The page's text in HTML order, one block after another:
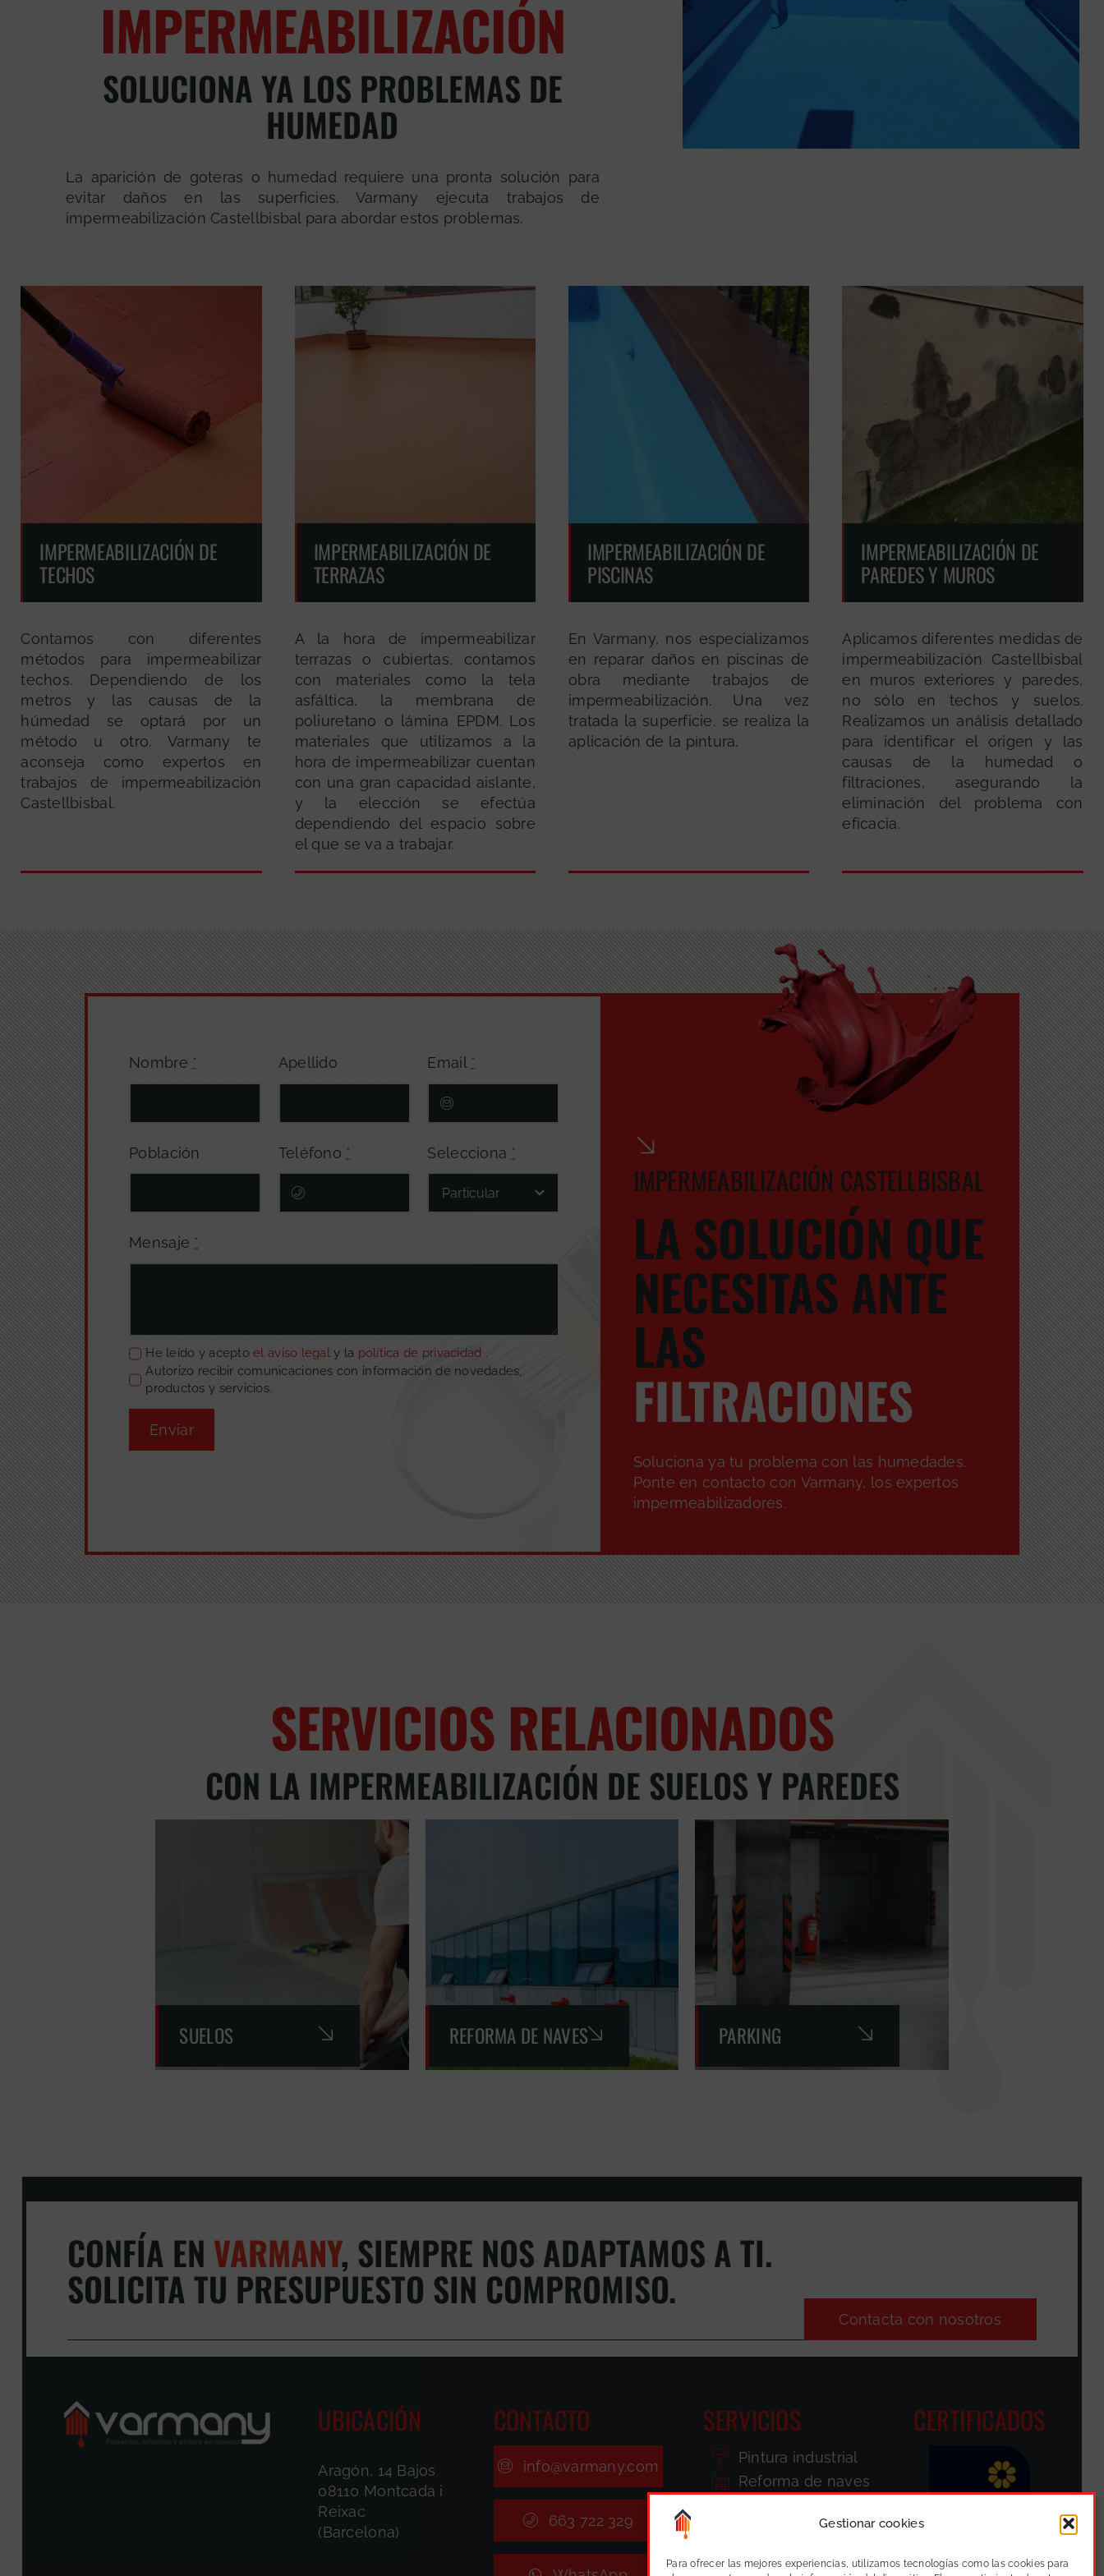
Gestionar cookies
Para ofrecer las mejores experiencias, utilizamos tecnologías como las cookies para
IMPERMEABILIZACIÓN
SOLUCIONA YA LOS PROBLEMAS DE
HUMEDAD
La aparición de goteras o humedad requiere una pronta solución para
evitar daños en las superficies. Varmany ejecuta trabajos de
impermeabilización Castellbisbal para abordar estos problemas.
IMPERMEABILIZACIÓN DE
TECHOS
Contamos con diferentes
métodos para impermeabilizar
techos. Dependiendo de los
metros y las causas de la
húmedad se optará por un
método u otro. Varmany te
aconseja como expertos en
trabajos de impermeabilización
Castellbisbal.
IMPERMEABILIZACIÓN DE
TERRAZAS
A la hora de impermeabilizar
terrazas o cubiertas, contamos
con materiales como la tela
asfáltica, la membrana de
poliuretano o lámina EPDM. Los
materiales que utilizamos a la
hora de impermeabilizar cuentan
con una gran capacidad aislante,
y la elección se efectúa
dependiendo del espacio sobre
el que se va a trabajar.
IMPERMEABILIZACIÓN DE
PISCINAS
En Varmany, nos especializamos
en reparar daños en piscinas de
obra mediante trabajos de
impermeabilización. Una vez
tratada la superficie, se realiza la
aplicación de la pintura,
IMPERMEABILIZACIÓN DE
PAREDES Y MUROS
Aplicamos diferentes medidas de
impermeabilización Castellbisbal
en muros exteriores y paredes,
no sólo en techos y suelos.
Realizamos un análisis detallado
para identificar el origen y las
causas de la humedad o
filtraciones, asegurando la
eliminación del problema con
eficacia.
Nombre * Apellido Email *
Población Teléfono * Selecciona *
Mensaje *
He leído y aceptoel aviso legaly la política de privacidad .
Autorizo recibir comunicaciones con información de novedades,
productos y servicios.
Enviar
IMPERMEABILIZACIÓN CASTELLBISBAL
LA SOLUCIÓN QUE
NECESITAS ANTE
LAS
FILTRACIONES
Soluciona ya tu problema con las humedades.
Ponte en contacto con Varmany, los expertos
impermeabilizadores.
SERVICIOS RELACIONADOS
CON LA IMPERMEABILIZACIÓN DE SUELOS Y PAREDES
SUELOS REFORMA DE NAVES PARKING
CONFÍA EN VARMANY, SIEMPRE NOS ADAPTAMOS A TI.
SOLICITA TU PRESUPUESTO SIN COMPROMISO.
Contacta con nosotros
UBICACIÓN
Aragón, 14 Bajos
08110 Montcada i
Reixac
(Barcelona)
CONTACTO
info@varmany.com
663 722 329
SERVICIOS
Pintura industrial
Reforma de naves
Suelos
CERTIFICADOS
GRATUITA